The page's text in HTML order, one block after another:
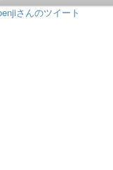
さんのツイート